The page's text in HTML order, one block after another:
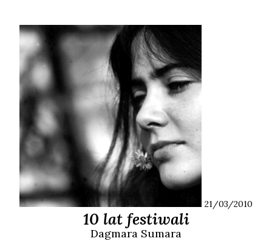
21/03/2010
10 lat festiwali
Dagmara Sumara